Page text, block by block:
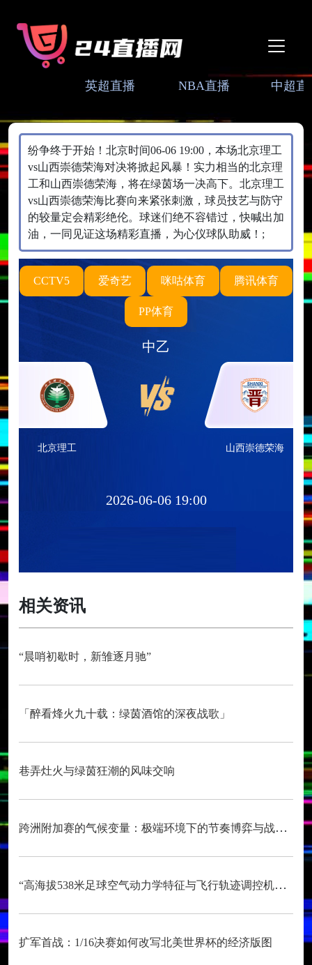
英超直播 NBA直播 中超直
纷争终于开始！北京时间06-06 19:00，本场北京理工
vs山西崇德荣海对决将掀起风暴！实力相当的北京理
工和山西崇德荣海，将在绿茵场一决高下。北京理工
vs山西崇德荣海比赛向来紧张刺激，球员技艺与防守
的较量定会精彩绝伦。球迷们绝不容错过，快喊出加
油，一同见证这场精彩直播，为心仪球队助威！;
CCTV5 爱奇艺 咪咕体育 腾讯体育
PP体育
中乙
北京理工 山西崇德荣海
2026-06-06 19:00
相关资讯
“晨哨初歇时，新雏逐月驰”
「醉看烽火九十载：绿茵酒馆的深夜战歌」
巷弄灶火与绿茵狂潮的风味交响
跨洲附加赛的气候变量：极端环境下的节奏博弈与战术自适应
“高海拔538米足球空气动力学特征与飞行轨迹调控机制——以2026世界杯BBVA球场为实证场景”
扩军首战：1/16决赛如何改写北美世界杯的经济版图